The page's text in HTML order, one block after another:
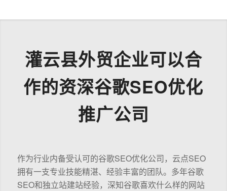
灌云县外贸企业可以合
作的资深谷歌SEO优化
推广公司
作为行业内备受认可的谷歌SEO优化公司，云点SEO
拥有一支专业技能精湛、经验丰富的团队。多年谷歌
SEO和独立站建站经验，深知谷歌喜欢什么样的网站